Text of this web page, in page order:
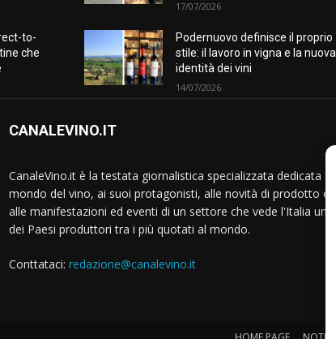
to-
che
17/07/2026
Podernuovo definisce il proprio
stile: il lavoro in vigna e la nuova
identità dei vini
14/07/2026
CANALEVINO.IT
CanaleVino.it è la testata giornalistica specializzata dedicata al
mondo del vino, ai suoi protagonisti, alle novità di prodotto e
alle manifestazioni ed eventi di un settore che vede l'Italia uno
dei Paesi produttori tra i più quotati al mondo.
Conttataci: redazione@canalevino.it